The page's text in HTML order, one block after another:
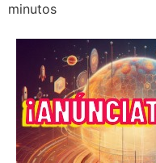
minutos